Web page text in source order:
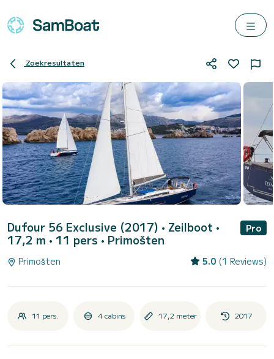
Zoekresultaten
Dufour 56 Exclusive (2017) • Zeilboot •
17,2 m • 11 pers • Primošten
Pro
Primošten 5.0 (1 Reviews)
11 pers. 4 cabins 17,2 meter 2017